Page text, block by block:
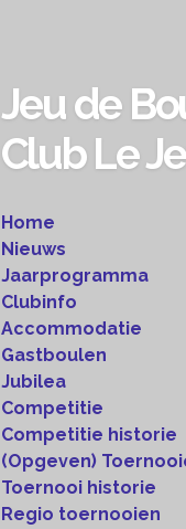
Jeu de
Club Le
Home
Nieuws
Jaarprogramma
Clubinfo
Accommodatie
Gastboulen
Jubilea
Competitie
Competitie historie
(Opgeven)
Toernooi historie
Regio toernooien